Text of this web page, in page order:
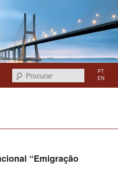
Procurar
PT
EN
“Emigração